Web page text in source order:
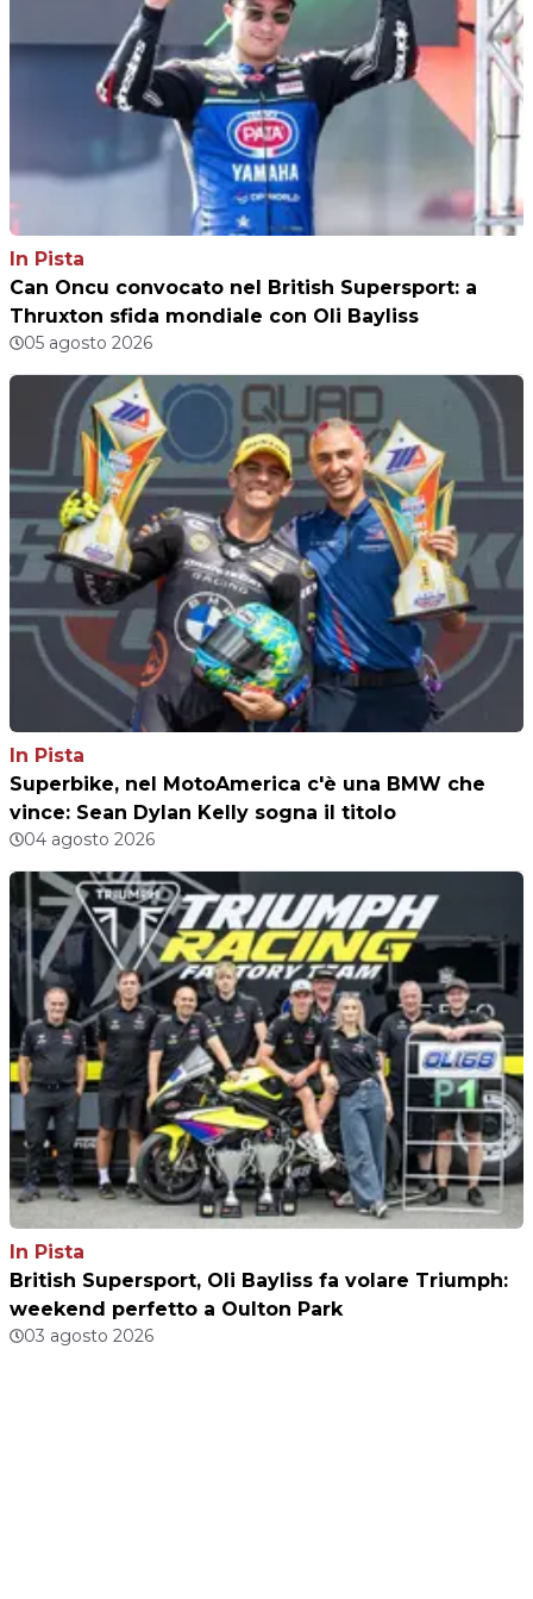
In Pista
Can Oncu convocato nel British Supersport: a
Thruxton sfida mondiale con Oli Bayliss
05 agosto 2026
In Pista
Superbike, nel MotoAmerica c'è una BMW che
vince: Sean Dylan Kelly sogna il titolo
04 agosto 2026
In Pista
British Supersport, Oli Bayliss fa volare Triumph:
weekend perfetto a Oulton Park
03 agosto 2026